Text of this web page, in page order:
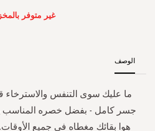
غير متوفر
الوصف
ما عليك سوى التنفس والاسترخاء
جسر كامل - بفضل خصره المناسب
هوا بقائك مغطاه في جميع